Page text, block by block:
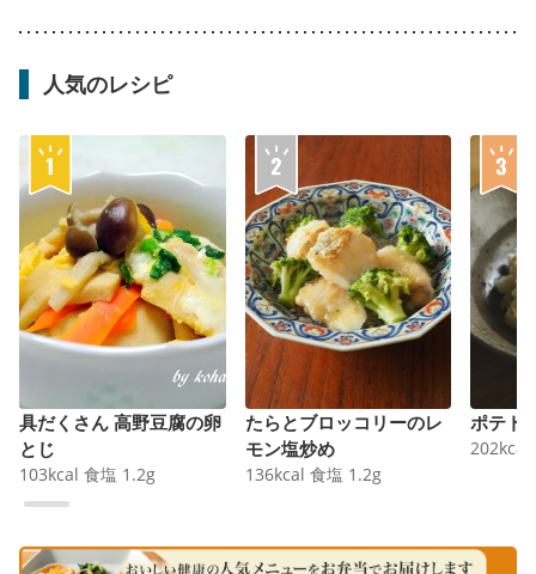
人気のレシピ
具だくさん 高野豆腐の卵
とじ
103kcal 食塩 1.2g
たらとブロッコリーのレ
モン塩炒め
136kcal 食塩 1.2g
ポテト
202kcal